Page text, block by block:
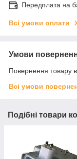
Передплата на
Всі умови оплати
Умови
Повернення товару
Всі умови
Подібні товари